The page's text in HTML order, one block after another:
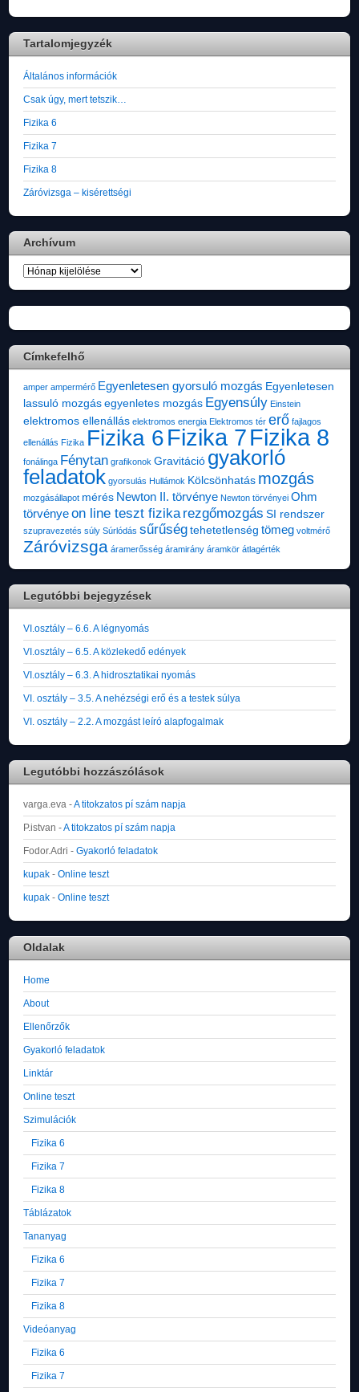
Tartalomjegyzék
Általános információk
Csak úgy, mert tetszik…
Fizika 6
Fizika 7
Fizika 8
Záróvizsga – kisérettségi
Archívum
Archívum
Címkefelhő
amper ampermérő Egyenletesen gyorsuló mozgás Egyenletesen
lassuló mozgás egyenletes mozgás Egyensúly Einstein
elektromos ellenállás elektromos energia Elektromos tér erő fajlagos
ellenállás Fizika Fizika 6Fizika 7Fizika 8
fonálinga Fénytan grafikonok Gravitáció gyakorló
feladatok gyorsulás Hullámok Kölcsönhatás mozgás
mozgásállapot mérés Newton II. törvénye Newton törvényei Ohm
törvényeon line teszt fizika rezgőmozgás SI rendszer
szupravezetés súly Súrlódás sűrűség tehetetlenség tömeg voltmérő
Záróvizsga áramerősség áramirány áramkör átlagérték
Legutóbbi bejegyzések
VI.osztály – 6.6. A légnyomás
VI.osztály – 6.5. A közlekedő edények
VI.osztály – 6.3. A hidrosztatikai nyomás
VI. osztály – 3.5. A nehézségi erő és a testek súlya
VI. osztály – 2.2. A mozgást leíró alapfogalmak
Legutóbbi hozzászólások
varga.eva - A titokzatos pí szám napja
P.istvan - A titokzatos pí szám napja
Fodor.Adri -Gyakorló feladatok
kupak -Online teszt
kupak -Online teszt
Oldalak
Home
About
Ellenőrzők
Gyakorló feladatok
Linktár
Online teszt
Szimulációk
Fizika 6
Fizika 7
Fizika 8
Táblázatok
Tananyag
Fizika 6
Fizika 7
Fizika 8
Videóanyag
Fizika 6
Fizika 7